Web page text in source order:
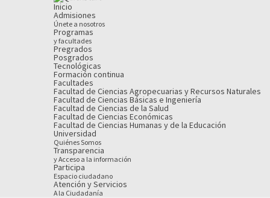
Inicio
Admisiones
Únete a nosotros
Programas
y facultades
Pregrados
Posgrados
Tecnológicas
Formación continua
Facultades
Facultad de Ciencias Agropecuarias y Recursos Naturales
Facultad de Ciencias Básicas e Ingeniería
Facultad de Ciencias de la Salud
Facultad de Ciencias Económicas
Facultad de Ciencias Humanas y de la Educación
Universidad
Quiénes Somos
Transparencia
y Acceso a la información
Participa
Espacio ciudadano
Atención y Servicios
A la Ciudadanía